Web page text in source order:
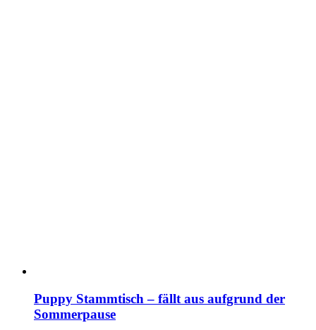
Puppy Stammtisch – fällt aus aufgrund der
Sommerpause